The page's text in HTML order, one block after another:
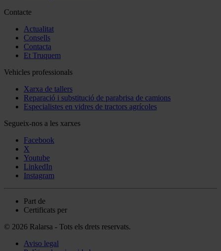
Contacte
Actualitat
Consells
Contacta
Et Truquem
Vehicles professionals
Xarxa de tallers
Reparació i substitució de parabrisa de camions
Especialistes en vidres de tractors agrícoles
Segueix-nos a les xarxes
Facebook
X
Youtube
LinkedIn
Instagram
Part de
Certificats per
© 2026 Ralarsa - Tots els drets reservats.
Aviso legal